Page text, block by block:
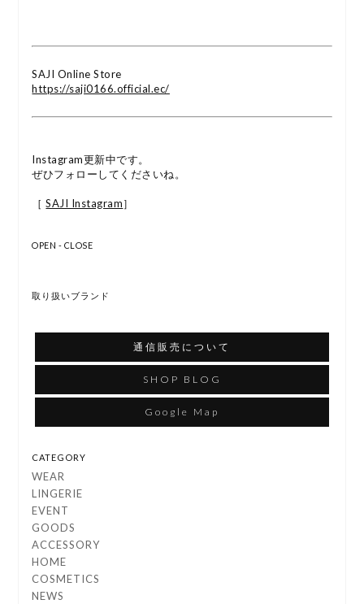
SAJI Online Store
https://saji0166.official.ec/
Instagram更新中です。
ぜひフォローしてくださいね。
［SAJI Instagram］
OPEN - CLOSE
取り扱いブランド
通信販売について
SHOP BLOG
Google Map
CATEGORY
WEAR
LINGERIE
EVENT
GOODS
ACCESSORY
HOME
COSMETICS
NEWS